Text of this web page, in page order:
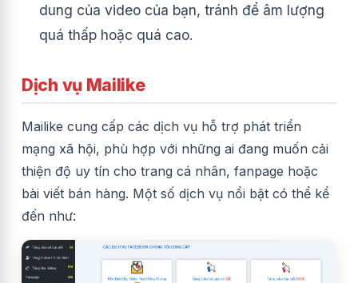
dung của video của bạn, tránh để âm lượng
quá thấp hoặc quá cao.
Dịch vụ Mailike
Mailike cung cấp các dịch vụ hỗ trợ phát triển
mạng xã hội, phù hợp với những ai đang muốn cải
thiện độ uy tín cho trang cá nhân, fanpage hoặc
bài viết bán hàng. Một số dịch vụ nổi bật có thể kể
đến như: